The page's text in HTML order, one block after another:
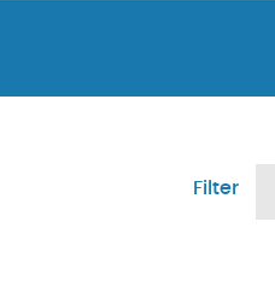
Filter